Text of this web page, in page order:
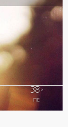
38°
ΠΕ